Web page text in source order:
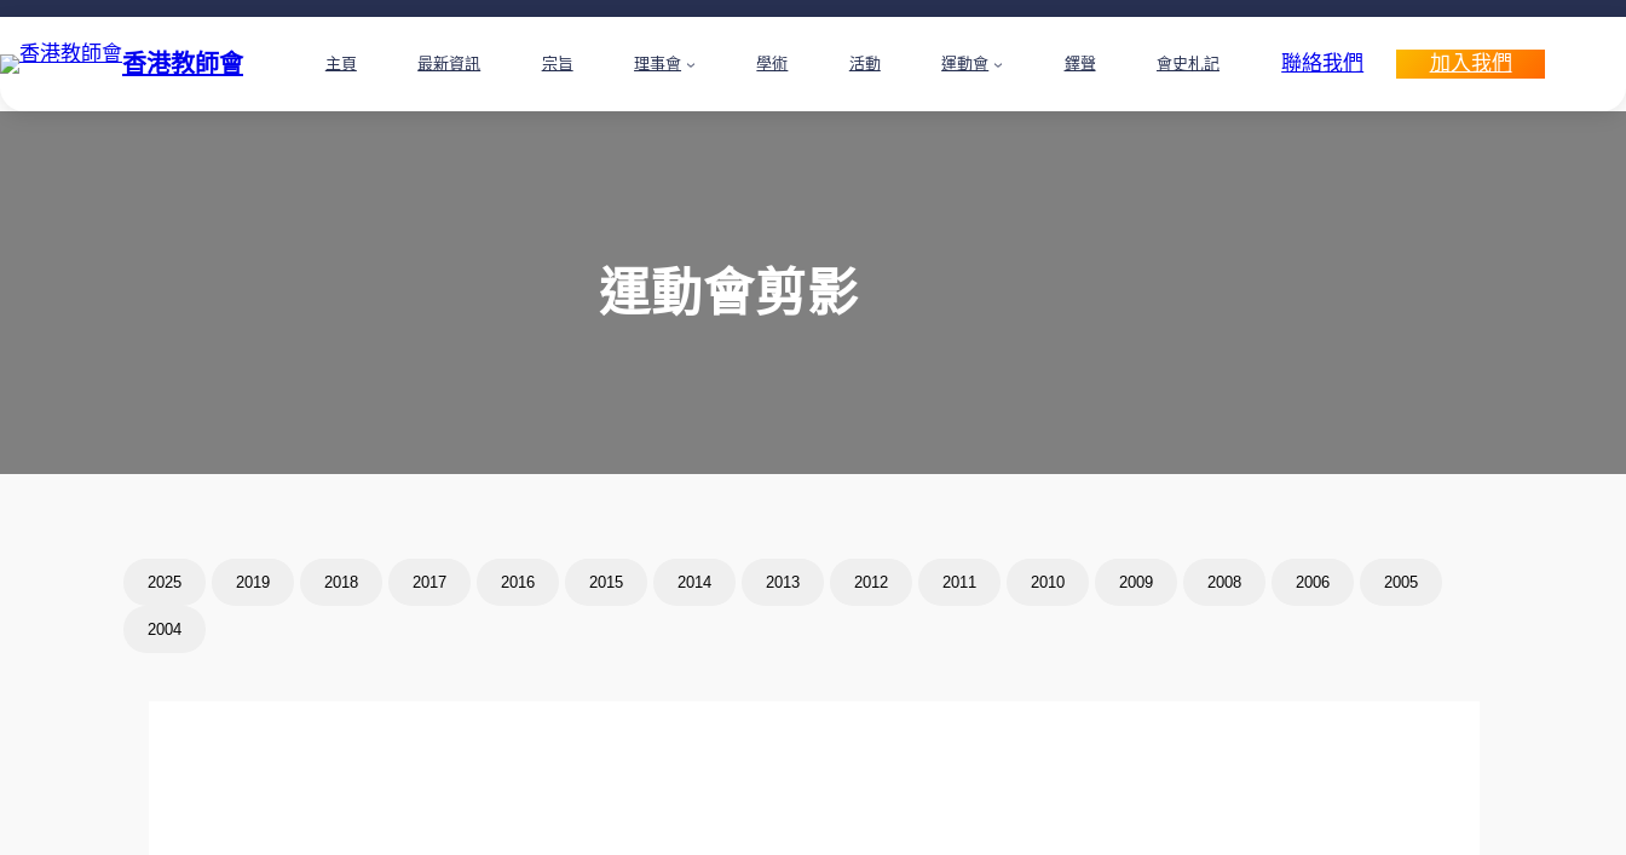
香港教師會 主頁 最新資訊 宗旨 理事會 學術 活動 運動會 鐸聲 會史札記 聯絡我們 加入我們
運動會剪影
2025 2019 2018 2017 2016 2015 2014 2013 2012 2011 2010 2009 2008 2006 2005
2004